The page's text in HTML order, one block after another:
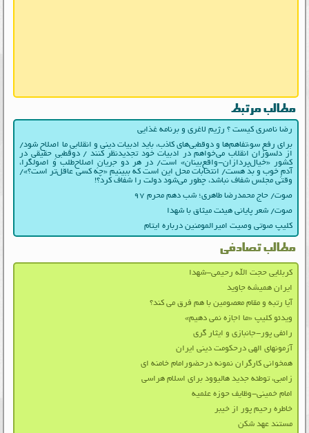
مطالب مرتبط
رضا ناصری کیست ؟ رژیم لاغری و برنامه غذایی
برای رفع سوءتفاهم‌ها و دوقطبی‌های کاذب، باید ادبیات دینی و انقلابیِ ما اصلاح شود/
از دلسوزان انقلاب می‌خواهم در ادبیات‌ خود تجدیدنظر کنند / دوقطبیِ حقیقی در
کشور «خیال‌پردازان-واقع‌بینان» است/ در هر دو جریانِ اصلاح‌طلب و اصولگرا،
آدمِ خوب و بد هست/ انتخابات محل این است که ببینیم «چه کسی عاقل‌تر است؟»/
وقتی مجلس شفاف نباشد، چطور می‌شود دولت را شفاف کرد؟!
صوت/ حاج محمدرضا طاهری؛ شب دهم محرم ۹۷
صوت/ شعر پایانی هیئت میثاق با شهدا
کلیپ صوتی وصیت امیرالمومنین درباره ایتام
مطالب تصادفی
کربلایی حجت الله رحیمی-شهدا
ایران همیشه جاوید
آیا رتبه و مقام معصومین با هم فرق می کند؟
ویدئو کلیپ «ما اجازه نمی دهیم»
رائفی پور-جانبازی و ایثار گری
آزمونهای الهی درحکومت دینی ایران
همخوانی کارگران نمونه درحضورامام خامنه ای
زامبی، توطئه جدید هالیوود برای اسلام هراسی
امام خمینی-وظایف حوزه علمیه
خاطره رحیم پور از خیبر
مستند عهد شکن